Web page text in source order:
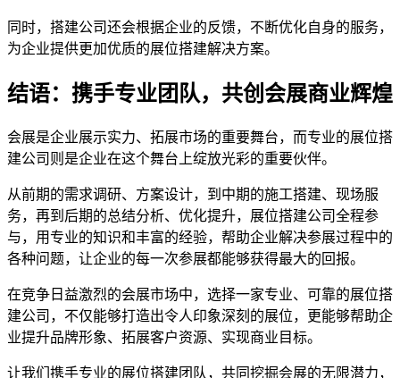
同时，搭建公司还会根据企业的反馈，不断优化自身的服务，
为企业提供更加优质的展位搭建解决方案。
结语：携手专业团队，共创会展商业辉煌
会展是企业展示实力、拓展市场的重要舞台，而专业的展位搭
建公司则是企业在这个舞台上绽放光彩的重要伙伴。
从前期的需求调研、方案设计，到中期的施工搭建、现场服
务，再到后期的总结分析、优化提升，展位搭建公司全程参
与，用专业的知识和丰富的经验，帮助企业解决参展过程中的
各种问题，让企业的每一次参展都能够获得最大的回报。
在竞争日益激烈的会展市场中，选择一家专业、可靠的展位搭
建公司，不仅能够打造出令人印象深刻的展位，更能够帮助企
业提升品牌形象、拓展客户资源、实现商业目标。
让我们携手专业的展位搭建团队，共同挖掘会展的无限潜力，